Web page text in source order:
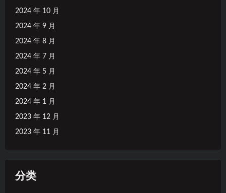
2024 年 10 月
2024 年 9 月
2024 年 8 月
2024 年 7 月
2024 年 5 月
2024 年 2 月
2024 年 1 月
2023 年 12 月
2023 年 11 月
分类